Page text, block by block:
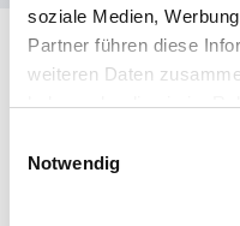
soziale Medien,
Partner führen diese
weiteren Daten
haben oder die sie im
Notwendig
Spezifikationen